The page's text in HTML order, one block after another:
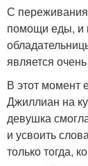
С
помощи еды, и
является
В этот момент
Джиллиан на
девушка
и усвоить
только тогда,